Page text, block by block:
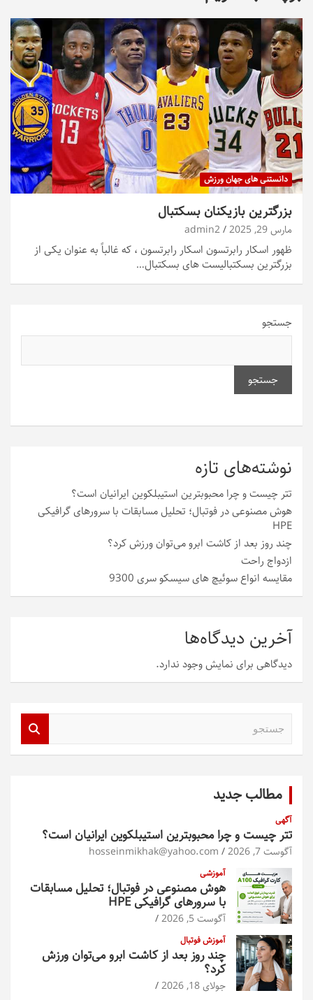
دانستنی های جهان ورزش
بزرگترین بازیکنان بسکتبال
مارس 29, 2025 admin2
ظهور اسکار رابرتسون اسکار رابرتسون ، که غالباً به عنوان یکی از
بزرگترین بسکتبالیست های بسکتبال…
جستجو
جستجو
نوشته‌های تازه
تتر چیست و چرا محبوبترین استیبلکوین ایرانیان است؟
هوش مصنوعی در فوتبال؛ تحلیل مسابقات با سرورهای گرافیکی
HPE
چند روز بعد از کاشت ابرو می‌توان ورزش کرد؟
ازدواج راحت
مقایسه انواع سوئیچ های سیسکو سری 9300
آخرین دیدگاه‌ها
دیدگاهی برای نمایش وجود ندارد.
مطالب جدید
آگهی
تتر چیست و چرا محبوبترین استیبلکوین ایرانیان است؟
آگوست 7, 2026 hosseinmikhak@yahoo.com
آموزشی
هوش مصنوعی در فوتبال؛ تحلیل مسابقات
با سرورهای گرافیکی HPE
آگوست 5, 2026
آموزش فوتبال
چند روز بعد از کاشت ابرو می‌توان ورزش
کرد؟
جولای 18, 2026